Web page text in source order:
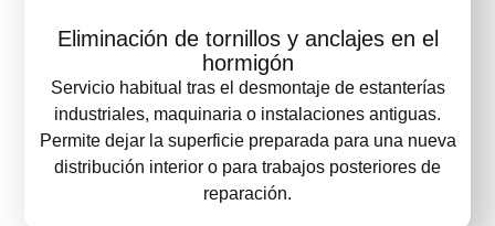
Eliminación de tornillos y anclajes en el
hormigón
Servicio habitual tras el desmontaje de estanterías
industriales, maquinaria o instalaciones antiguas.
Permite dejar la superficie preparada para una nueva
distribución interior o para trabajos posteriores de
reparación.